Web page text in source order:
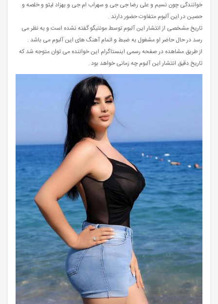
خوانندگی چون نسیم و علی رضا جی جی و سهراب ام جی و بهزاد لیتو و خلصه و
حصین در این آلبوم متفاوت حضور دارند .
تاریخ مشخصی از انتشار این آلبوم توسط مونتیگو گفته نشده است و به نظر می
رسد در حال حاضر او مشغول به ضبط و اتمام آهنگ های این آلبوم می باشد .
از طریق مشاهده در صفحه رسمی اینستاگرام این خواننده می توان متوجه شد که
تاریخ دقیق انتشار این آلبوم چه زمانی خواهد بود .